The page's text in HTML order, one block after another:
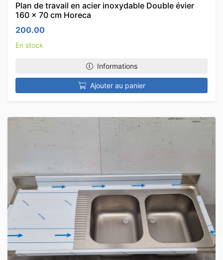
Plan de travail en acier inoxydable Double évier
160 x 70 cm Horeca
200.00
En stock
Informations
Ajouter au panier